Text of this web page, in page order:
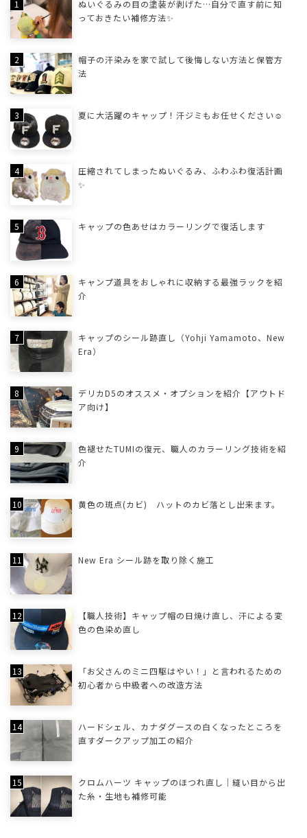
ぬいぐるみの目の塗装が剥げた…自分で直す前に知
っておきたい補修方法✨
帽子の汗染みを家で試して後悔しない方法と保管方
法
夏に大活躍のキャップ！汗ジミもお任せください☺
圧縮されてしまったぬいぐるみ、ふわふわ復活計画
✨
キャップの色あせはカラーリングで復活します
キャンプ道具をおしゃれに収納する最強ラックを紹
介
キャップのシール跡直し（Yohji Yamamoto、New
Era）
デリカD5のオススメ・オプションを紹介【アウトド
ア向け】
色褪せたTUMIの復元、職人のカラーリング技術を紹
介
黄色の斑点(カビ) ハットのカビ落とし出来ます。
New Era シール跡を取り除く施工
【職人技術】キャップ帽の日焼け直し、汗による変
色の色染め直し
「お父さんのミニ四駆はやい！」と言われるための
初心者から中級者への改造方法
ハードシェル、カナダグースの白くなったところを
直すダークアップ加工の紹介
クロムハーツ キャップのほつれ直し｜縫い目から出
た糸・生地も補修可能